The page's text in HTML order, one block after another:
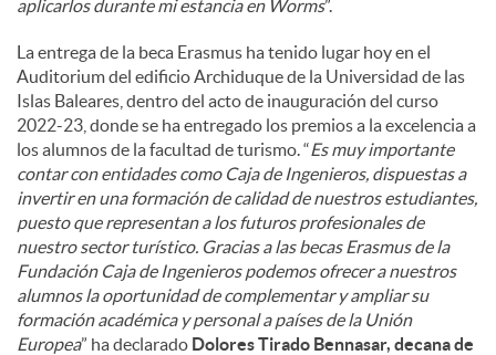
aplicarlos durante mi estancia en Worms”.
La entrega de la beca Erasmus ha tenido lugar hoy en el
Auditorium del edificio Archiduque de la Universidad de las
Islas Baleares, dentro del acto de inauguración del curso
2022-23, donde se ha entregado los premios a la excelencia a
los alumnos de la facultad de turismo. “Es muy importante
contar con entidades como Caja de Ingenieros, dispuestas a
invertir en una formación de calidad de nuestros estudiantes,
puesto que representan a los futuros profesionales de
nuestro sector turístico. Gracias a las becas Erasmus de la
Fundación Caja de Ingenieros podemos ofrecer a nuestros
alumnos la oportunidad de complementar y ampliar su
formación académica y personal a países de la Unión
Europea” ha declarado Dolores Tirado Bennasar, decana de